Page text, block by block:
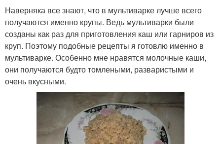
Наверняка все знают, что в мультиварке лучше всего
получаются именно крупы. Ведь мультиварки были
созданы как раз для приготовления каш или гарниров из
круп. Поэтому подобные рецепты я готовлю именно в
мультиварке. Особенно мне нравятся молочные каши,
они получаются будто томлеными, разваристыми и
очень вкусными.